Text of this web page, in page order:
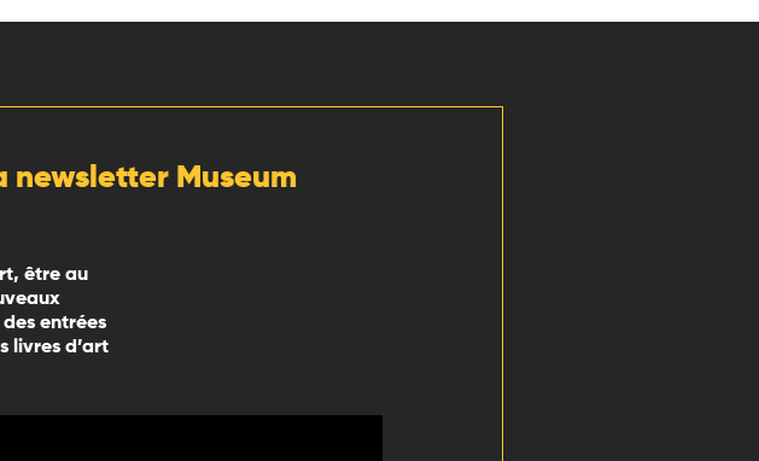
newsletter Museum
être au
entrées
livres d’art